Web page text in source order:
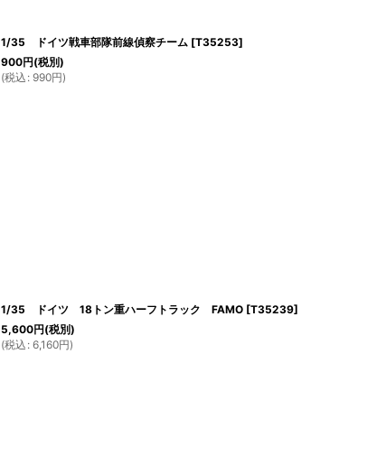
1/35 ドイツ戦車部隊前線偵察チーム [T35253]
900円(税別)
(税込 : 990円)
1/35 ドイツ 18トン重ハーフトラック FAMO [T35239]
5,600円(税別)
(税込 : 6,160円)